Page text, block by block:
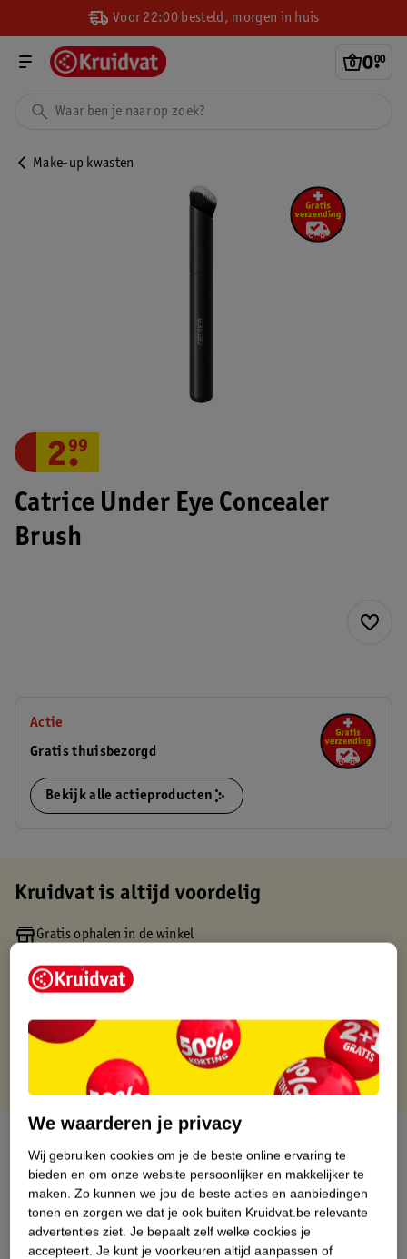
Voor 22:00 besteld, morgen in huis
0.
00
Make-up kwasten
Catrice Under Eye Concealer
Brush
2.
99
Actie
Gratis thuisbezorgd
Bekijk alle actieproducten
Kruidvat is altijd voordelig
Gratis ophalen in de winkel
Gratis thuisbezorgd vanaf 50.00
Gratis punten met je Kruidvat kaart
Productinformatie
Etiketinformatie
We waarderen je privacy
Wij gebruiken cookies om je de beste online ervaring te
bieden en om onze website persoonlijker en makkelijker te
maken. Zo kunnen we jou de beste acties en aanbiedingen
tonen en zorgen we dat je ook buiten Kruidvat.be relevante
advertenties ziet. Je bepaalt zelf welke cookies je
accepteert. Je kunt je voorkeuren altijd aanpassen of